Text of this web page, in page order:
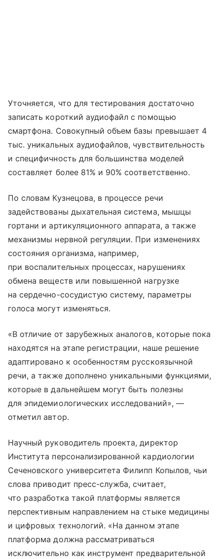
Уточняется, что для тестирования достаточно
записать короткий аудиофайл с помощью
смартфона. Совокупный объем базы превышает 4
тыс. уникальных аудиофайлов, чувствительность
и специфичность для большинства моделей
составляет более 81% и 90% соответственно.
По словам Кузнецова, в процессе речи
задействованы дыхательная система, мышцы
гортани и артикуляционного аппарата, а также
механизмы нервной регуляции. При изменениях
состояния организма, например,
при воспалительных процессах, нарушениях
обмена веществ или повышенной нагрузке
на сердечно-сосудистую систему, параметры
голоса могут изменяться.
«В отличие от зарубежных аналогов, которые пока
находятся на этапе регистрации, наше решение
адаптировано к особенностям русскоязычной
речи, а также дополнено уникальными функциями,
которые в дальнейшем могут быть полезны
для эпидемиологических исследований», —
отметил автор.
Научный руководитель проекта, директор
Института персонализированной кардиологии
Сеченовского университета Филипп Копылов, чьи
слова приводит пресс-служба, считает,
что разработка такой платформы является
перспективным направлением на стыке медицины
и цифровых технологий. «На данном этапе
платформа должна рассматриваться
исключительно как инструмент предварительной